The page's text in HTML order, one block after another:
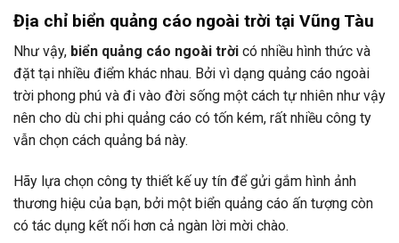
Địa chỉ biển quảng cáo ngoài trời tại Vũng Tàu
Như vậy, biển quảng cáo ngoài trời có nhiều hình thức và
đặt tại nhiều điểm khác nhau. Bởi vì dạng quảng cáo ngoài
trời phong phú và đi vào đời sống một cách tự nhiên như vậy
nên cho dù chi phi quảng cáo có tốn kém, rất nhiều công ty
vẫn chọn cách quảng bá này.
Hãy lựa chọn công ty thiết kế uy tín để gửi gắm hình ảnh
thương hiệu của bạn, bởi một biển quảng cáo ấn tượng còn
có tác dụng kết nối hơn cả ngàn lời mời chào.